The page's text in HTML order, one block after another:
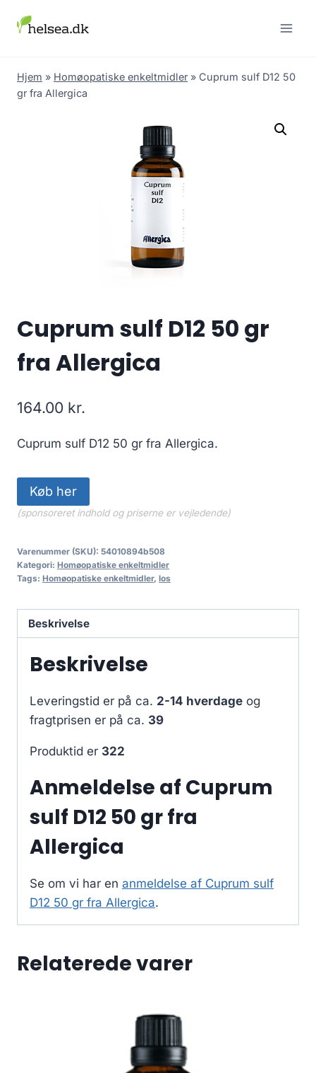
Hjem » Homøopatiske enkeltmidler » Cuprum sulf D12 50
gr fra Allergica
Cuprum sulf D12 50 gr
fra Allergica
164.00 kr.
Cuprum sulf D12 50 gr fra Allergica.
Køb her
(sponsoreret indhold og priserne er vejledende)
Varenummer (SKU): 54010894b508
Kategori: Homøopatiske enkeltmidler
Tags: Homøopatiske enkeltmidler, los
Beskrivelse
Beskrivelse
Leveringstid er på ca. 2-14 hverdage og
fragtprisen er på ca. 39
Produktid er 322
Anmeldelse af Cuprum
sulf D12 50 gr fra
Allergica
Se om vi har en anmeldelse af Cuprum sulf
D12 50 gr fra Allergica.
Relaterede varer